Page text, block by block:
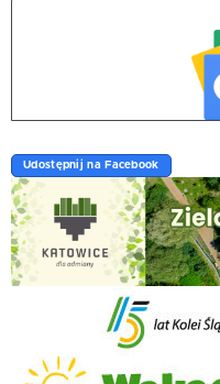
Udostępnij na Facebook